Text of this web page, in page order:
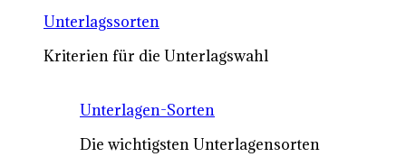
Unterlagssorten
Kriterien für die Unterlagswahl
Unterlagen-Sorten
Die wichtigsten Unterlagensorten